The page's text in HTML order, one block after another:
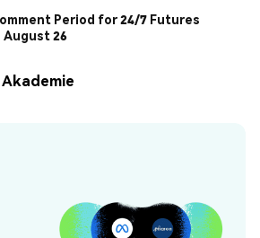
Period for 24/7 Futures
August 26
Akademie